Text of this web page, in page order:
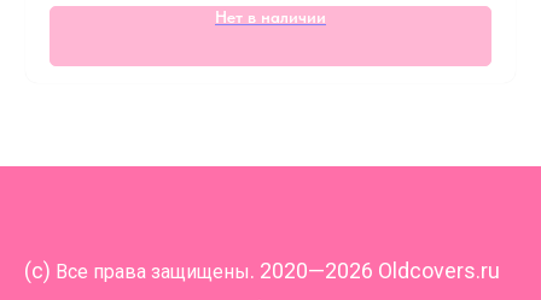
Нет в наличии
(c) Все права защищены. 2020—2026 Oldcovers.ru